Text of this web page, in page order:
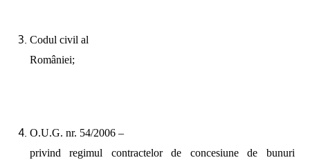
Codul civil al
României;
O.U.G. nr. 54/2006 –
privind regimul contractelor de concesiune de bunuri